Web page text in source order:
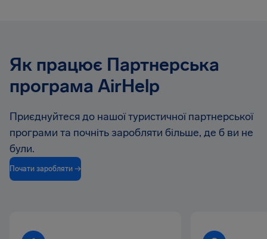
Як працює Партнерська
програма AirHelp
Приєднуйтеся до нашої туристичної партнерської
програми та почніть заробляти більше, де б ви не
були.
Почати заробляти →